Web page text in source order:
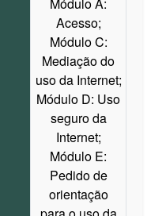
Acesso;
Módulo C:
Mediação do
uso da Internet;
Módulo D: Uso
seguro da
Internet;
Módulo E:
Pedido de
orientação